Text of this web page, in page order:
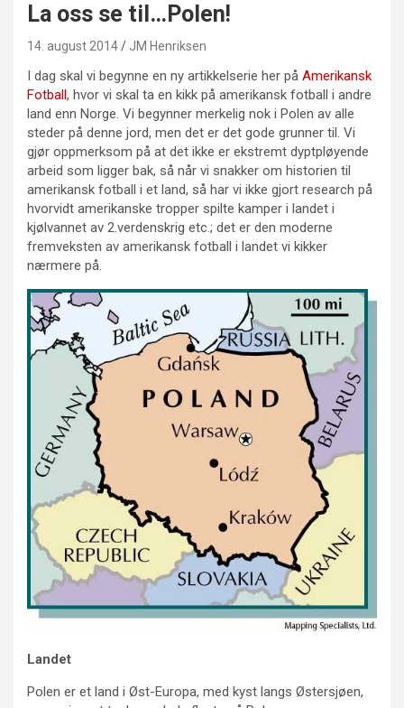
La oss se til…Polen!
14. august 2014 JM Henriksen
I dag skal vi begynne en ny artikkelserie her på Amerikansk
Fotball, hvor vi skal ta en kikk på amerikansk fotball i andre
land enn Norge. Vi begynner merkelig nok i Polen av alle
steder på denne jord, men det er det gode grunner til. Vi
gjør oppmerksom på at det ikke er ekstremt dyptpløyende
arbeid som ligger bak, så når vi snakker om historien til
amerikansk fotball i et land, så har vi ikke gjort research på
hvorvidt amerikanske tropper spilte kamper i landet i
kjølvannet av 2.verdenskrig etc.; det er den moderne
fremveksten av amerikansk fotball i landet vi kikker
nærmere på.
Landet
Polen er et land i Øst-Europa, med kyst langs Østersjøen,